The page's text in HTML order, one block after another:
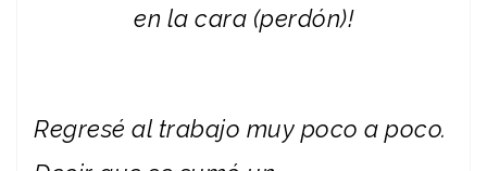
en la cara (perdón)!
Regresé al trabajo muy poco a poco.